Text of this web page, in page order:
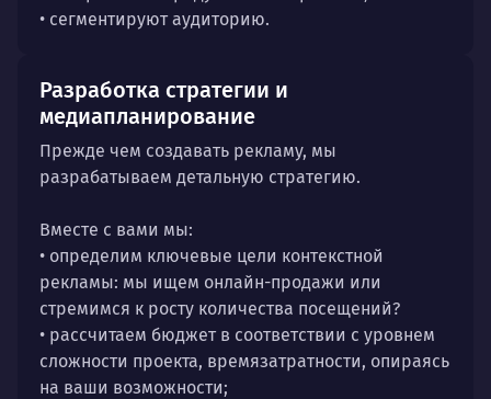
• сегментируют аудиторию.
Разработка стратегии и
медиапланирование
Прежде чем создавать рекламу, мы
разрабатываем детальную стратегию.
Вместе с вами мы:
• определим ключевые цели контекстной
рекламы: мы ищем онлайн-продажи или
стремимся к росту количества посещений?
• рассчитаем бюджет в соответствии с уровнем
сложности проекта, времязатратности, опираясь
на ваши возможности;